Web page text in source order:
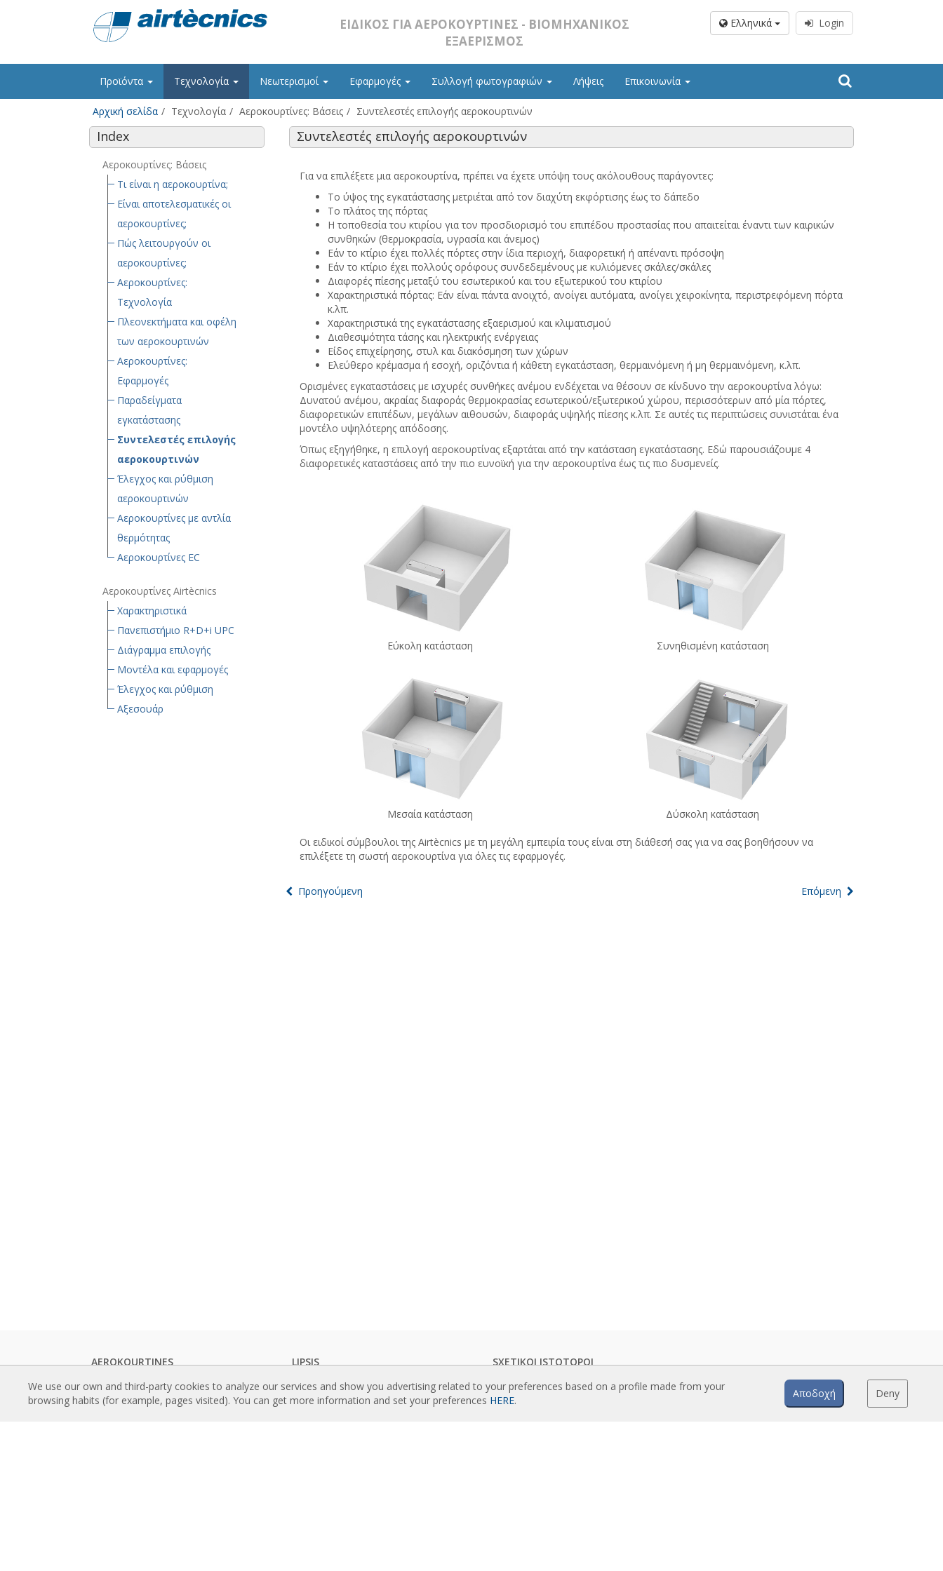
ΕΙΔΙΚΌΣ ΓΙΑ ΑΕΡΟΚΟΥΡΤΊΝΕΣ - ΒΙΟΜΗΧΑΝΙΚΌΣ
ΕΞΑΕΡΙΣΜΌΣ
Ελληνικά Login
Προϊόντα Τεχνολογία Νεωτερισμοί Εφαρμογές Συλλογή φωτογραφιών Λήψεις Επικοινωνία
Αρχική σελίδα Τεχνολογία Αεροκουρτίνες: Βάσεις Συντελεστές επιλογής αεροκουρτινών
Index
Αεροκουρτίνες: Βάσεις
Τι είναι η αεροκουρτίνα;
Είναι αποτελεσματικές οι
αεροκουρτίνες;
Πώς λειτουργούν οι
αεροκουρτίνες;
Αεροκουρτίνες:
Τεχνολογία
Πλεονεκτήματα και οφέλη
των αεροκουρτινών
Αεροκουρτίνες:
Εφαρμογές
Παραδείγματα
εγκατάστασης
Συντελεστές επιλογής
αεροκουρτινών
Έλεγχος και ρύθμιση
αεροκουρτινών
Αεροκουρτίνες με αντλία
θερμότητας
Αεροκουρτίνες EC
Αεροκουρτίνες Airtècnics
Χαρακτηριστικά
Πανεπιστήμιο R+D+i UPC
Διάγραμμα επιλογής
Μοντέλα και εφαρμογές
Έλεγχος και ρύθμιση
Αξεσουάρ
Συντελεστές επιλογής αεροκουρτινών
Για να επιλέξετε μια αεροκουρτίνα, πρέπει να έχετε υπόψη τους ακόλουθους παράγοντες:
Το ύψος της εγκατάστασης μετριέται από τον διαχύτη εκφόρτισης έως το δάπεδο
Το πλάτος της πόρτας
Η τοποθεσία του κτιρίου για τον προσδιορισμό του επιπέδου προστασίας που απαιτείται έναντι των καιρικών
συνθηκών (θερμοκρασία, υγρασία και άνεμος)
Εάν το κτίριο έχει πολλές πόρτες στην ίδια περιοχή, διαφορετική ή απέναντι πρόσοψη
Εάν το κτίριο έχει πολλούς ορόφους συνδεδεμένους με κυλιόμενες σκάλες/σκάλες
Διαφορές πίεσης μεταξύ του εσωτερικού και του εξωτερικού του κτιρίου
Χαρακτηριστικά πόρτας: Εάν είναι πάντα ανοιχτό, ανοίγει αυτόματα, ανοίγει χειροκίνητα, περιστρεφόμενη πόρτα
κ.λπ.
Χαρακτηριστικά της εγκατάστασης εξαερισμού και κλιματισμού
Διαθεσιμότητα τάσης και ηλεκτρικής ενέργειας
Είδος επιχείρησης, στυλ και διακόσμηση των χώρων
Ελεύθερο κρέμασμα ή εσοχή, οριζόντια ή κάθετη εγκατάσταση, θερμαινόμενη ή μη θερμαινόμενη, κ.λπ.
Ορισμένες εγκαταστάσεις με ισχυρές συνθήκες ανέμου ενδέχεται να θέσουν σε κίνδυνο την αεροκουρτίνα λόγω:
Δυνατού ανέμου, ακραίας διαφοράς θερμοκρασίας εσωτερικού/εξωτερικού χώρου, περισσότερων από μία πόρτες,
διαφορετικών επιπέδων, μεγάλων αιθουσών, διαφοράς υψηλής πίεσης κ.λπ. Σε αυτές τις περιπτώσεις συνιστάται ένα
μοντέλο υψηλότερης απόδοσης.
Όπως εξηγήθηκε, η επιλογή αεροκουρτίνας εξαρτάται από την κατάσταση εγκατάστασης. Εδώ παρουσιάζουμε 4
διαφορετικές καταστάσεις από την πιο ευνοϊκή για την αεροκουρτίνα έως τις πιο δυσμενείς.
Εύκολη κατάσταση Συνηθισμένη κατάσταση
Μεσαία κατάσταση Δύσκολη κατάσταση
Οι ειδικοί σύμβουλοι της Airtècnics με τη μεγάλη εμπειρία τους είναι στη διάθεσή σας για να σας βοηθήσουν να
επιλέξετε τη σωστή αεροκουρτίνα για όλες τις εφαρμογές.
Προηγούμενη Επόμενη
AEROKOURTINES
Τυπικές αεροκουρτίνες
Χωνευτές αεροκουρτίνες
Διακοσμητικές, κατά παραγγελία και
LIPSIS
Κατάλογοι αεροκουρτινών
Τεχνική τεκμηρίωση
SXETIKOI ISTOTOPOI
Rideaux d’air
Actuadores
We use our own and third-party cookies to analyze our services and show you advertising related to your preferences based on a profile made from your
browsing habits (for example, pages visited). You can get more information and set your preferences HERE.
Αποδοχή Deny